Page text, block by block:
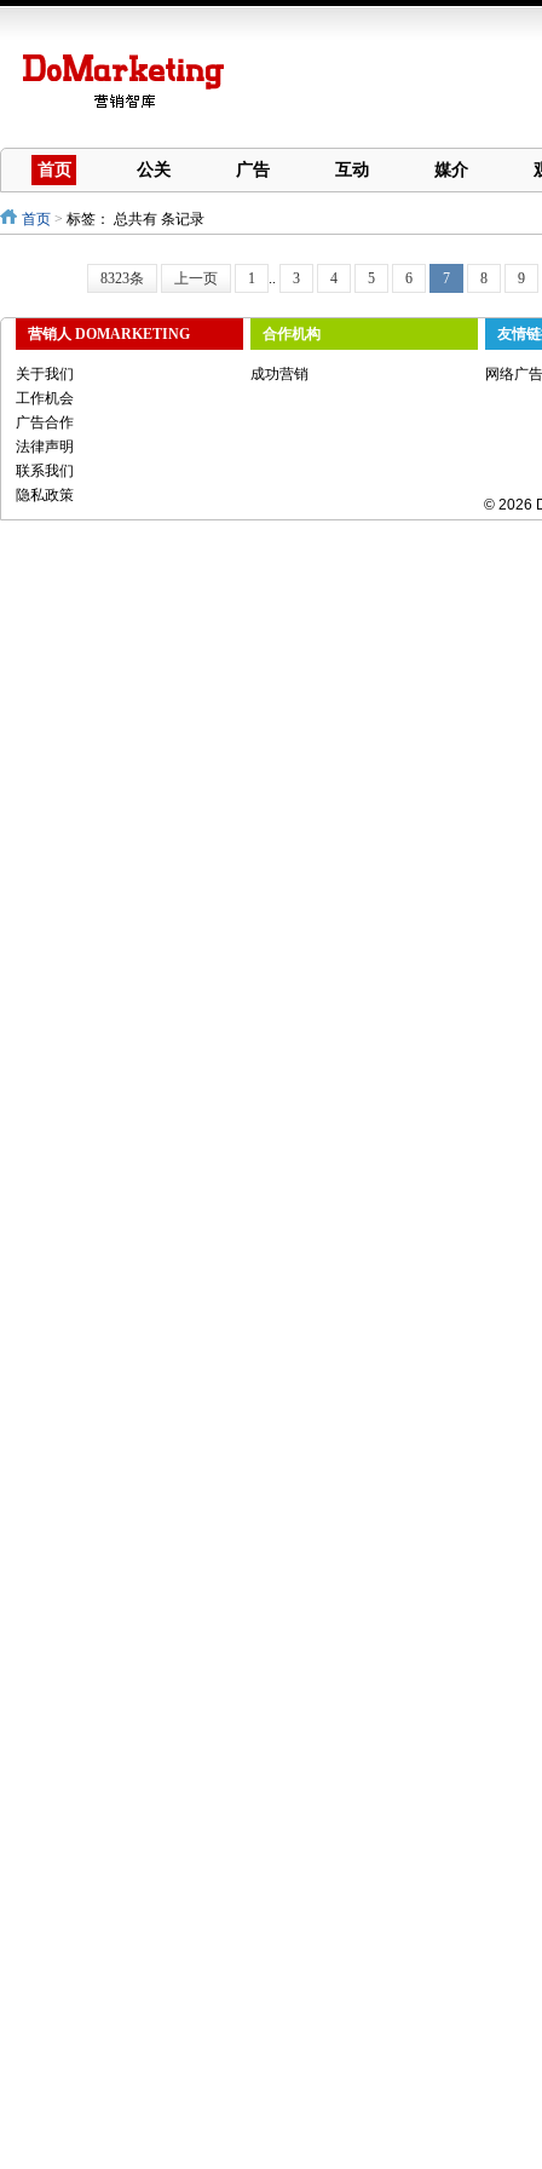
首页 公关 广告 互动 媒介
首页 > 标签： 总共有 条记录
8323条 上一页 1 .. 3 4 5 6 7 8 9
营销人 DOMARKETING
关于我们
工作机会
广告合作
法律声明
联系我们
隐私政策
合作机构
成功营销
友情
网络广
© 2026